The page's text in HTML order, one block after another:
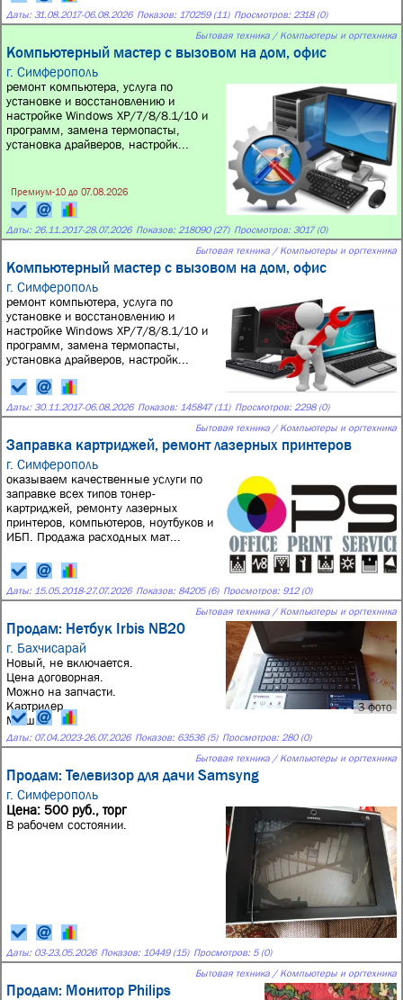
Даты: 31.08.2017-06.08.2026 Показов: 170259 (11) Просмотров: 2318 (0)
Бытовая техника / Компьютеры и оргтехника
Компьютерный мастер с вызовом на дом, офис
г. Симферополь
ремонт компьютера, услуга по
установке и восстановлению и
настройке Windows XP/7/8/8.1/10 и
программ, замена термопасты,
установка драйверов, настройк...
Премиум-10 до 07.08.2026
Даты: 26.11.2017-28.07.2026 Показов: 218090 (27) Просмотров: 3017 (0)
Бытовая техника / Компьютеры и оргтехника
Компьютерный мастер с вызовом на дом, офис
г. Симферополь
ремонт компьютера, услуга по
установке и восстановлению и
настройке Windows XP/7/8/8.1/10 и
программ, замена термопасты,
установка драйверов, настройк...
Даты: 30.11.2017-06.08.2026 Показов: 145847 (11) Просмотров: 2298 (0)
Бытовая техника / Компьютеры и оргтехника
Заправка картриджей, ремонт лазерных принтеров
г. Симферополь
оказываем качественные услуги по
заправке всех типов тонер-
картриджей, ремонту лазерных
принтеров, компьютеров, ноутбуков и
ИБП. Продажа расходных мат...
Даты: 15.05.2018-27.07.2026 Показов: 84205 (6) Просмотров: 912 (0)
Бытовая техника / Компьютеры и оргтехника
Продам: Нетбук Irbis NB20
г. Бахчисарай
3 фото
Новый, не включается.
Цена договорная.
Можно на запчасти.
Картридер
Мышка.
Даты: 07.04.2023-26.07.2026 Показов: 63536 (5) Просмотров: 280 (0)
Бытовая техника / Компьютеры и оргтехника
Продам: Телевизор для дачи Samsyng
г. Симферополь
Цена: 500 руб., торг
В рабочем состоянии.
Даты: 03-23.05.2026 Показов: 10449 (15) Просмотров: 5 (0)
Бытовая техника / Компьютеры и оргтехника
Продам: Монитор Philips